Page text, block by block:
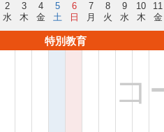
2
水
3
木
4
金
5
土
6
日
7
月
8
火
9
水
10
木
11
金
特別教育
コ